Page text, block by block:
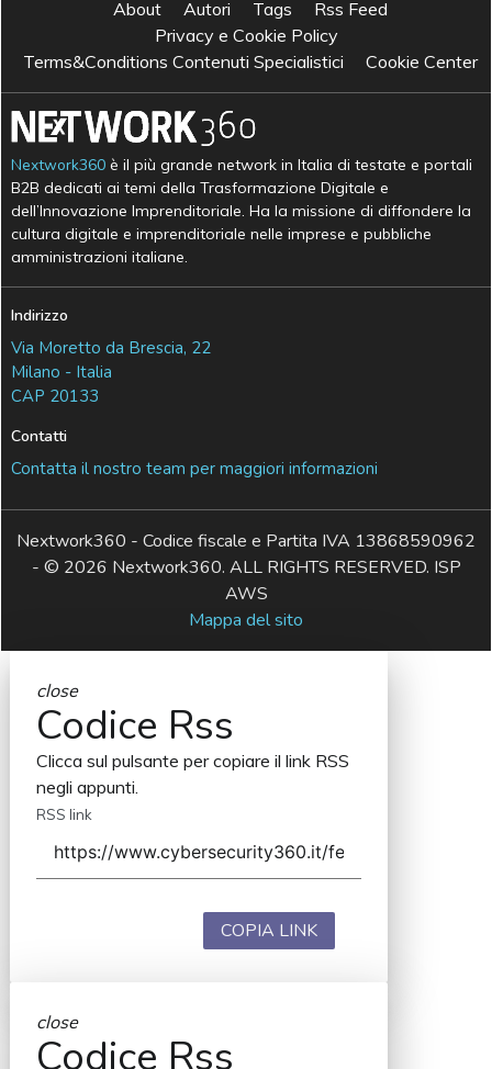
About Autori Tags
Rss Feed
Privacy e Cookie Policy
Terms&Conditions Contenuti Specialistici
Cookie Center
Nextwork360 è il più grande network in Italia di testate e portali
B2B dedicati ai temi della Trasformazione Digitale e
dell’Innovazione Imprenditoriale. Ha la missione di diffondere la
cultura digitale e imprenditoriale nelle imprese e pubbliche
amministrazioni italiane.
Indirizzo
Via Moretto da Brescia, 22
Milano - Italia
CAP 20133
Contatti
Contatta il nostro team per maggiori informazioni
Nextwork360 - Codice fiscale e Partita IVA 13868590962
- © 2026 Nextwork360. ALL RIGHTS RESERVED. ISP
AWS
Mappa del sito
close
Codice Rss
Clicca sul pulsante per copiare il link RSS
negli appunti.
RSS link
COPIA LINK
close
Codice Rss